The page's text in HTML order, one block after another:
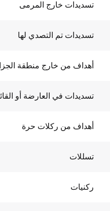
تسديدات خارج المرمى
تسديدات تم التصدي لها
أهداف من خارج منطقة
تسديدات في العارضة أو
أهداف من ركلات حرة
تسللات
ركنيات